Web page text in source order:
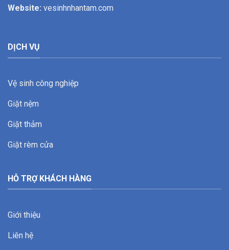
Website: vesinhnhantam.com
DỊCH VỤ
Vệ sinh công nghiệp
Giặt nệm
Giặt thảm
Giặt rèm cửa
HỖ TRỢ KHÁCH HÀNG
Giới thiệu
Liên hệ